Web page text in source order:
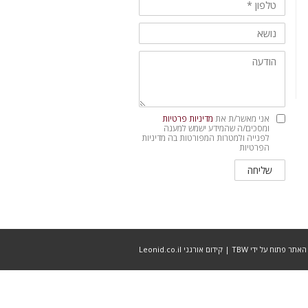
מדיניות
פרטיות
אני מאשר/ת את מדיניות פרטיות
ומסכים/ה שהמידע ישמש למענה
לפנייה ולמטרות המפורטות בה מדיניות
הפרטיות
שליחה
האתר פתוח על ידי TBW | קידום אורגני Leonid.co.il